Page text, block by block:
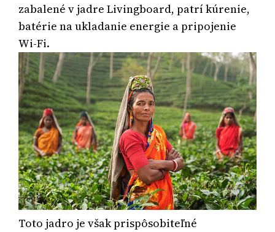
zabalené v jadre Livingboard, patrí kúrenie,
batérie na ukladanie energie a pripojenie
Wi-Fi.
Toto jadro je však prispôsobiteľné